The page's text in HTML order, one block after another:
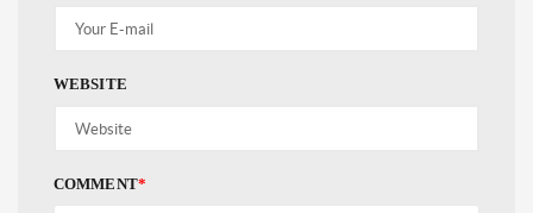
WEBSITE
COMMENT*